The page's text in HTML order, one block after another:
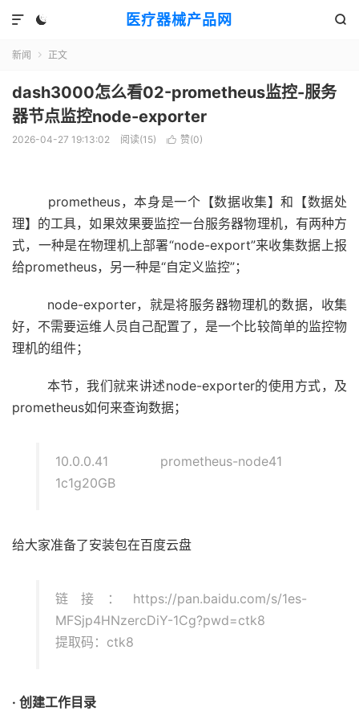
医疗器械产品网
 

新闻  正文
dash3000怎么看02-prometheus监控-服务
器节点监控node-exporter
2026-04-27 19:13:02 阅读(15)  赞(0)
prometheus，本身是一个【数据收集】和【数据处
理】的工具，如果效果要监控一台服务器物理机，有两种方
式，一种是在物理机上部署“node-export”来收集数据上报
给prometheus，另一种是“自定义监控”；
node-exporter，就是将服务器物理机的数据，收集
好，不需要运维人员自己配置了，是一个比较简单的监控物
理机的组件；
本节，我们就来讲述node-exporter的使用方式，及
prometheus如何来查询数据；
10.0.0.41 prometheus-node41
1c1g20GB
给大家准备了安装包在百度云盘
链接：https://pan.baidu.com/s/1es-
MFSjp4HNzercDiY-1Cg?pwd=ctk8
提取码：ctk8
· 创建工作目录